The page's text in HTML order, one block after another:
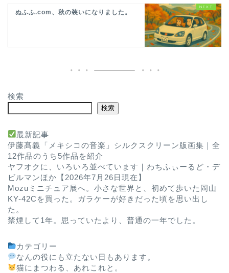
ぬふふ.com、秋の装いになりました。
検索
検索
最新記事
伊藤髙義「メキシコの音楽」シルクスクリーン版画集｜全
12作品のうち5作品を紹介
ヤフオクに、いろいろ並べています｜わちふぃーるど・デ
ビルマンほか【2026年7月26日現在】
Mozuミニチュア展へ。小さな世界と、初めて歩いた岡山
KY-42Cを買った。ガラケーが好きだった頃を思い出し
た。
禁煙して1年。思っていたより、普通の一年でした。
カテゴリー
なんの役にも立たない日もあります。
猫にまつわる、あれこれと。